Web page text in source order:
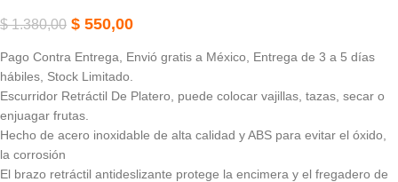
$1.380,00 $ 550,00
Pago Contra Entrega, Envió gratis a México, Entrega de 3 a 5 días
hábiles, Stock Limitado.
Escurridor Retráctil De Platero, puede colocar vajillas, tazas, secar o
enjuagar frutas.
Hecho de acero inoxidable de alta calidad y ABS para evitar el óxido,
la corrosión
El brazo retráctil antideslizante protege la encimera y el fregadero de